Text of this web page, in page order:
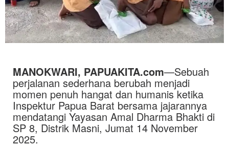
MANOKWARI, PAPUAKITA.com—Sebuah
perjalanan sederhana berubah menjadi
momen penuh hangat dan humanis ketika
Inspektur Papua Barat bersama jajarannya
mendatangi Yayasan Amal Dharma Bhakti di
SP 8, Distrik Masni, Jumat 14 November
2025.